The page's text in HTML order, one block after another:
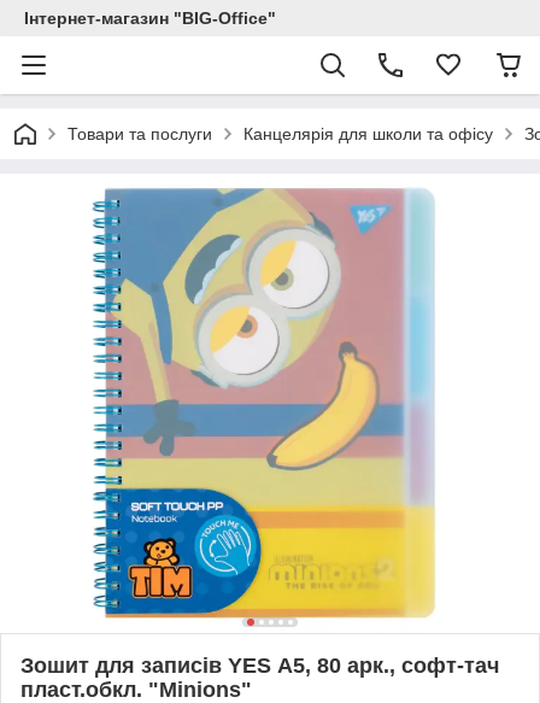
Інтернет-магазин "BIG-Office"
Товари та послуги Канцелярія для школи та офісу
Зошит для записів YES А5, 80 арк., софт-тач
пласт.обкл. "Minions"